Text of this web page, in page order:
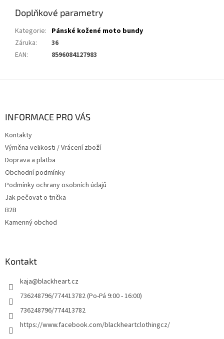
Doplňkové parametry
Kategorie: Pánské kožené moto bundy
Záruka:
36
EAN: 8596084127983
INFORMACE PRO VÁS
Kontakty
Výměna velikosti / Vrácení zboží
Doprava a platba
Obchodní podmínky
Podmínky ochrany osobních údajů
Jak pečovat o trička
B2B
Kamenný obchod
Kontakt
kaja@blackheart.cz
736248796/774413782 (Po-Pá 9:00 - 16:00)
736248796/774413782
https://www.facebook.com/blackheartclothingcz/